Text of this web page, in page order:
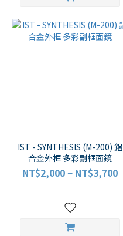
IST - SYNTHESIS (M-200) 鋁
合金外框 多彩副框面鏡
NT$2,000 ~ NT$3,700